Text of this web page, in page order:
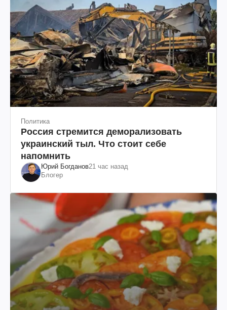
Политика
Россия стремится деморализовать
украинский тыл. Что стоит себе
напомнить
Юрий Богданов21 час назад
Блогер